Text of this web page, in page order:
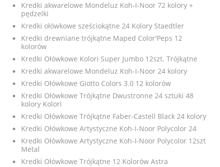
Kredki akwarelowe Mondeluz Koh-I-Noor 72 kolory +
pędzelki
Kredki ołówkowe sześciokątne 24 Kolory Staedtler
Kredki drewniane trójkątne Maped Color'Peps 12
kolorów
Kredki Ołówkowe Kolori Super Jumbo 12szt. Trójkątne
Kredki akwarelowe Mondeluz Koh-I-Noor 24 kolory
Kredki Ołówkowe Giotto Colors 3.0 12 kolorów
Kredki Ołówkowe Trójkątne Dwustronne 24 sztuki 48
kolory Kolori
Kredki Ołówkowe Trójkątne Faber-Castell Black 24 kolory
Kredki Ołówkowe Artystyczne Koh-I-Noor Polycolor 24
Kredki Ołówkowe Artystyczne Koh-I-Noor Polycolor 12szt
Metal
Kredki Ołówkowe Trójkątne 12 Kolorów Astra